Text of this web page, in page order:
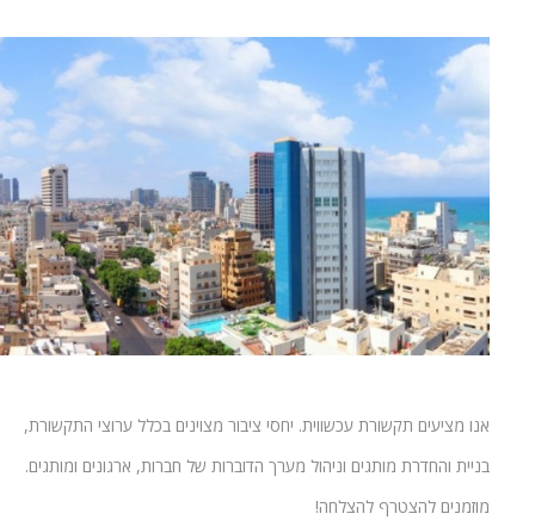
אנו מציעים תקשורת עכשווית. יחסי ציבור מצוינים בכלל ערוצי התקשורת,
בניית והחדרת מותגים וניהול מערך הדוברות של חברות, ארגונים ומותגים.
מוזמנים להצטרף להצלחה!